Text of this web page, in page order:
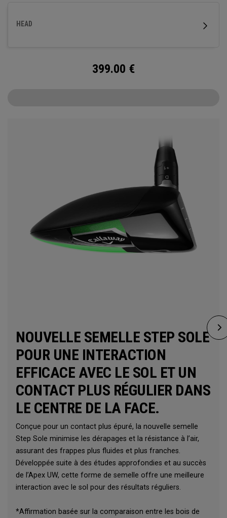
HEAD
399.00 €
NOUVELLE SEMELLE STEP SOLE
POUR UNE INTERACTION
EFFICACE AVEC LE SOL ET UN
CONTACT PLUS RÉGULIER DANS
LE CENTRE DE LA FACE.
Conçue pour un contact plus épuré, la nouvelle semelle
Step Sole minimise les dérapages et la résistance à l’air,
assurant des frappes plus fluides et plus franches.
Développée suite à des études approfondies et au succès
de l’Apex UW, cette forme de semelle offre une meilleure
interaction avec le sol pour des résultats réguliers.
*Affirmation basée sur la comparaison entre les bois de